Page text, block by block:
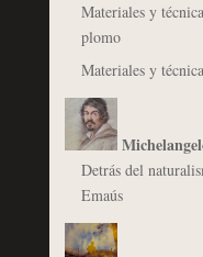
Materiales y
plomo
Materiales y
Detrás del
Emaús